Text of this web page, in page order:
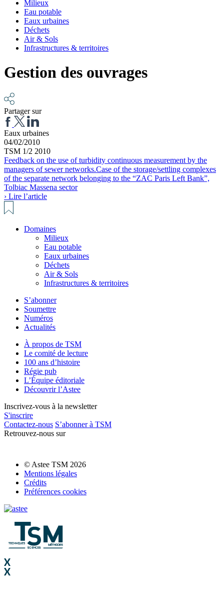
Milieux
Eau potable
Eaux urbaines
Déchets
Air & Sols
Infrastructures & territoires
Gestion des ouvrages
Partager sur
Eaux urbaines
04/02/2010
TSM 1/2 2010
Feedback on the use of turbidity continuous measurement by the
managers of sewer networks.Case of the storage/settling complexes
of the separate network belonging to the “ZAC Paris Left Bank”,
Tolbiac Massena sector
› Lire l’article
Domaines
Milieux
Eau potable
Eaux urbaines
Déchets
Air & Sols
Infrastructures & territoires
S’abonner
Soumettre
Numéros
Actualités
À propos de TSM
Le comité de lecture
100 ans d’histoire
Régie pub
L’Équipe éditoriale
Découvrir l’Astee
Inscrivez-vous à la newsletter
S'inscrire
Contactez-nous S’abonner à TSM
Retrouvez-nous sur
© Astee TSM 2026
Mentions légales
Crédits
Préférences cookies